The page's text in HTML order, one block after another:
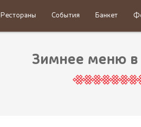
Рестораны События Банкет
Зимнее меню в